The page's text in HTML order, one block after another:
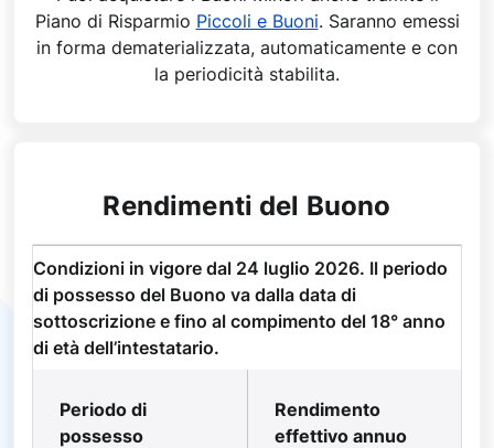
Piano di Risparmio Piccoli e Buoni. Saranno emessi
in forma dematerializzata, automaticamente e con
la periodicità stabilita.
Rendimenti del Buono
Condizioni in vigore dal 24 luglio 2026. Il periodo
di possesso del Buono va dalla data di
sottoscrizione e fino al compimento del 18° anno
di età dell’intestatario.
Periodo di
possesso
Rendimento
effettivo annuo